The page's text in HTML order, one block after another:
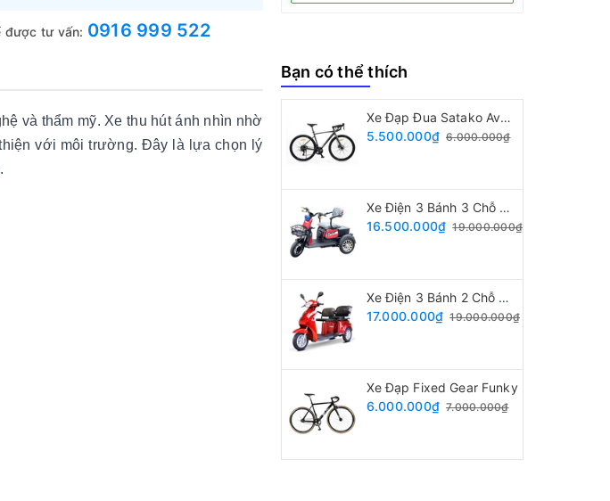
được tư vấn: 0916 999 522
và thẩm mỹ. Xe thu hút ánh nhìn nhờ
với môi trường. Đây là lựa chọn lý
Bạn có thể thích
Xe Đạp Đua Satako Avakan
5.500.000₫ 6.000.000₫
Xe Điện 3 Bánh 3 Chỗ Ngồi
16.500.000₫ 19.000.000₫
Xe Điện 3 Bánh 2 Chỗ Ngồi
17.000.000₫ 19.000.000₫
Xe Đạp Fixed Gear Funky
6.000.000₫ 7.000.000₫